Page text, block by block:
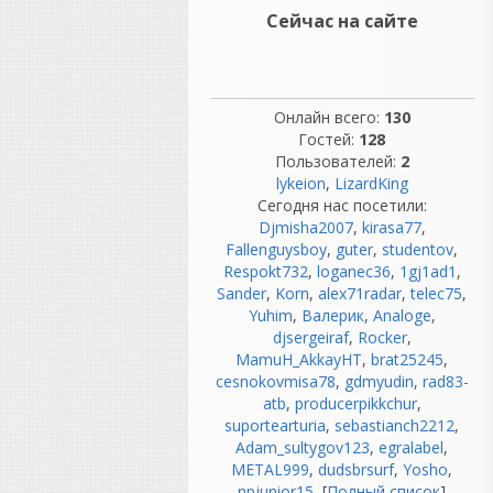
воспоминания
звукорежиссеров 70-х, 80-х
и 90-х, они ругались
постоянно:
лента закончилась в самый
неподходящий момент;
магнитофон "зажевал"
мастер;
шумит предусилитель;
сломался компрессор;
лампа умерла во время
записи;
синхронизация ушла.
Сегодня ругаются на
драйвер ASIO.
Раньше ругались на Studer.
😂
Сейчас на сайте
Онлайн всего: 130
Гостей: 128
Пользователей: 2
lykeion, LizardKing
Сегодня нас посетили:
Djmisha2007, kirasa77,
Fallenguysboy, guter, studentov,
Respokt732, loganec36, 1gj1ad1 ,
Sander, Korn, alex71radar,telec75,
Yuhim, Валерик, Analoge,
djsergeiraf, Rocker,
MamuH_AkkayHT, brat25245,
cesnokovmisa78, gdmyudin, rad83-
atb, producerpikkchur,
suportearturia, sebastianch2212,
Adam_sultygov123, egralabel,
METAL999, dudsbrsurf, Yosho,